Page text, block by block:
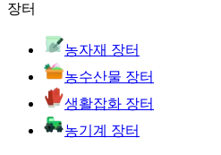
장터
농자재 장터
농수산물 장터
생활잡화 장터
농기계 장터